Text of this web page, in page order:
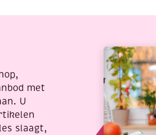
aantal
met
U
slaagt,